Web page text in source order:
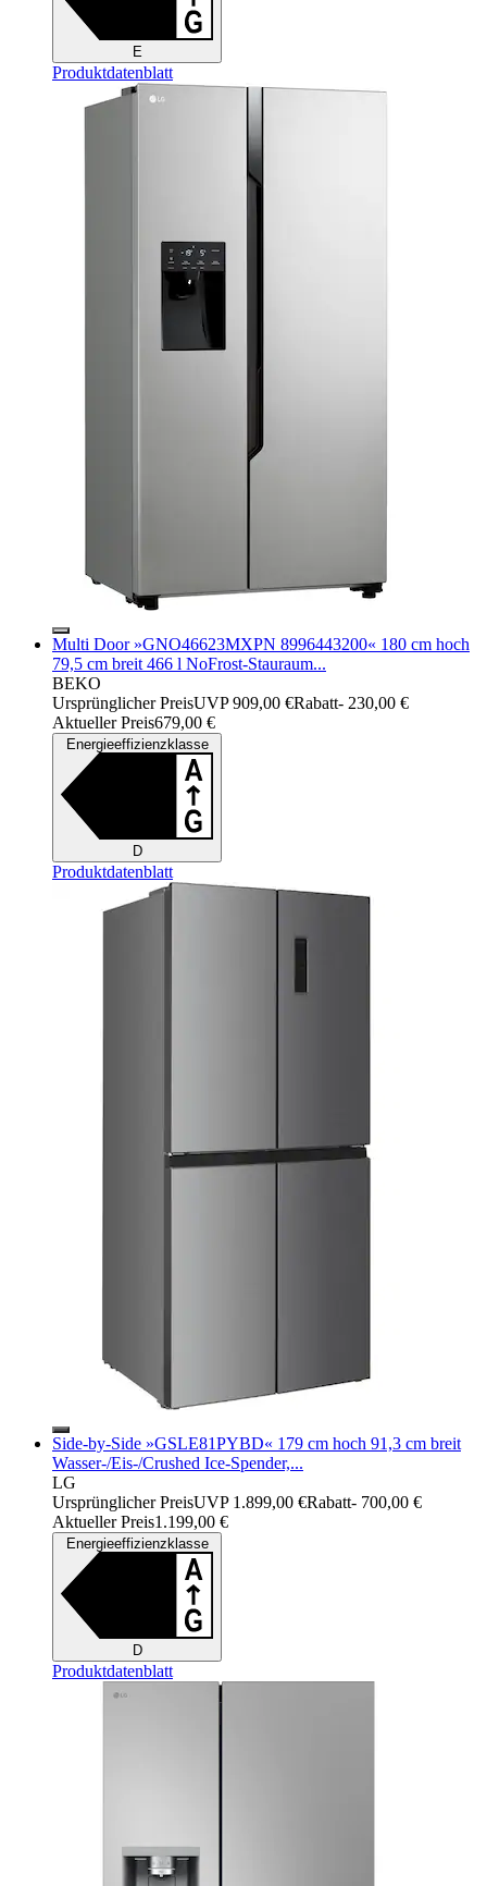
E
Produktdatenblatt
Multi Door »GNO46623MXPN 8996443200« 180 cm hoch
79,5 cm breit 466 l NoFrost-Stauraum...
BEKO
Ursprünglicher PreisUVP 909,00 €Rabatt- 230,00 €
Aktueller Preis679,00 €
Energieeffizienzklasse
D
Produktdatenblatt
Side-by-Side »GSLE81PYBD« 179 cm hoch 91,3 cm breit
Wasser-/Eis-/Crushed Ice-Spender,...
LG
Ursprünglicher PreisUVP 1.899,00 €Rabatt- 700,00 €
Aktueller Preis1.199,00 €
Energieeffizienzklasse
D
Produktdatenblatt